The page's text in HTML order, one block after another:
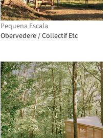
Pequena Escala
Obervedere / Collectif Etc